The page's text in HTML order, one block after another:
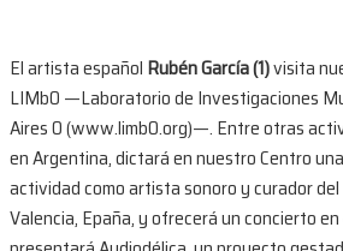
El artista español Rubén García (1)visita
LIMb0 —Laboratorio de Investigaciones
Aires 0 (www.limb0.org)—. Entre otras
en Argentina, dictará en nuestro Centro
actividad como artista sonoro y curador
Valencia, Epaña, y ofrecerá un concierto